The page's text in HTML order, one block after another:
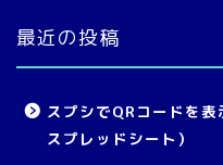
最近の投稿
スプシでQRコードを
スプレッドシート）